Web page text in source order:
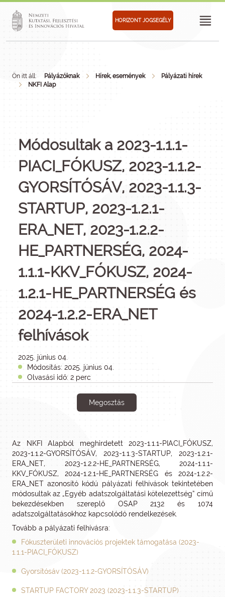
HORIZONT JOGSEGÉLY
Ön itt áll: Pályázóknak Hírek, események
Pályázati hírek
NKFI Alap
Módosultak a 2023-1.1.1-
PIACI_FÓKUSZ, 2023-1.1.2-
GYORSÍTÓSÁV, 2023-1.1.3-
STARTUP, 2023-1.2.1-
ERA_NET, 2023-1.2.2-
HE_PARTNERSÉG, 2024-
1.1.1-KKV_FÓKUSZ, 2024-
1.2.1-HE_PARTNERSÉG és
2024-1.2.2-ERA_NET
felhívások
2025. június 04.
Módosítás: 2025. június 04.
Olvasási idő: 2 perc
Megosztás
Az NKFI Alapból meghirdetett 2023-1.1.1-PIACI_FÓKUSZ,
2023-1.1.2-GYORSÍTÓSÁV, 2023-1.1.3-STARTUP, 2023-1.2.1-
ERA_NET, 2023-1.2.2-HE_PARTNERSÉG, 2024-1.1.1-
KKV_FÓKUSZ, 2024-1.2.1-HE_PARTNERSÉG és 2024-1.2.2-
ERA_NET azonosító kódú pályázati felhívások tekintetében
módosultak az „Egyéb adatszolgáltatási kötelezettség” című
bekezdésekben szereplő OSAP 2132 és 1074
adatszolgáltatásokhoz kapcsolódó rendelkezések.
Tovább a pályázati felhívásra:
Fókuszterületi innovációs projektek támogatása (2023-
1.1.1-PIACI_FÓKUSZ)
Gyorsítósáv (2023-1.1.2-GYORSÍTÓSÁV)
STARTUP FACTORY 2023 (2023-1.1.3-STARTUP)